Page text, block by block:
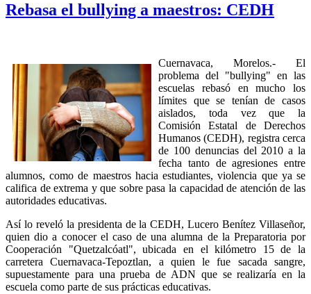
Rebasa el bullying a maestros: CEDH
Cuernavaca, Morelos.- El
problema del "bullying" en las
escuelas rebasó en mucho los
límites que se tenían de casos
aislados, toda vez que la
Comisión Estatal de Derechos
Humanos (CEDH), registra cerca
de 100 denuncias del 2010 a la
fecha tanto de agresiones entre
alumnos, como de maestros hacia estudiantes, violencia que ya se
califica de extrema y que sobre pasa la capacidad de atención de las
autoridades educativas.
Así lo reveló la presidenta de la CEDH, Lucero Benítez Villaseñor,
quien dio a conocer el caso de una alumna de la Preparatoria por
Cooperación "Quetzalcóatl", ubicada en el kilómetro 15 de la
carretera Cuernavaca-Tepoztlan, a quien le fue sacada sangre,
supuestamente para una prueba de ADN que se realizaría en la
escuela como parte de sus prácticas educativas.